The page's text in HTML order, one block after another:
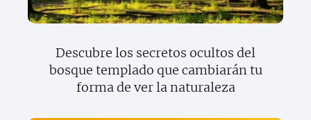
Descubre los secretos ocultos del
bosque templado que cambiarán tu
forma de ver la naturaleza